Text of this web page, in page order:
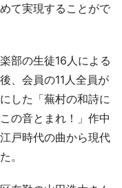
て実現することがで
部の生徒16人による
、会員の11人全員が
した「蕪村の和詩に
の音とまれ！」作中
戸時代の曲から現代
。